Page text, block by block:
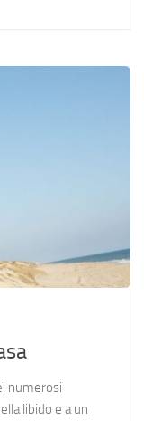
numerosi
libido e a un